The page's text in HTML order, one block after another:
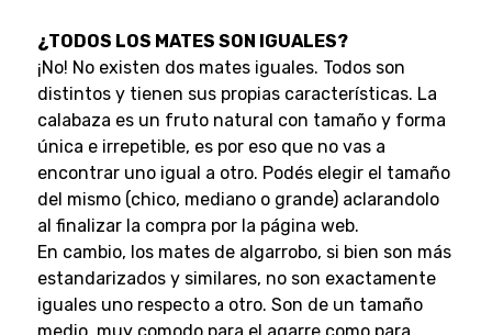
¿TODOS LOS MATES SON IGUALES?
¡No! No existen dos mates iguales. Todos son
distintos y tienen sus propias características. La
calabaza es un fruto natural con tamaño y forma
única e irrepetible, es por eso que no vas a
encontrar uno igual a otro. Podés elegir el tamaño
del mismo (chico, mediano o grande) aclarandolo
al finalizar la compra por la página web.
En cambio, los mates de algarrobo, si bien son más
estandarizados y similares, no son exactamente
iguales uno respecto a otro. Son de un tamaño